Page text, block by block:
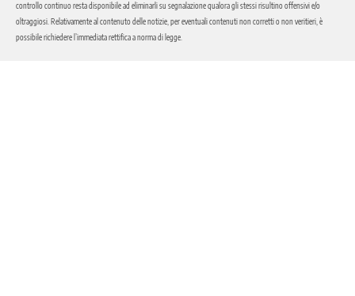
controllo continuo resta disponibile ad eliminarli su segnalazione qualora gli stessi risultino offensivi e/o
oltraggiosi. Relativamente al contenuto delle notizie, per eventuali contenuti non corretti o non veritieri, è
possibile richiedere l’immediata rettifica a norma di legge.